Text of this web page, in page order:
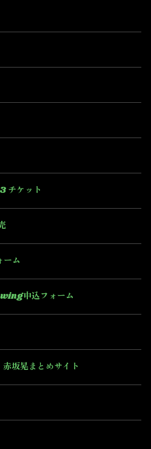
チケット
ム
申込フォーム
晃まとめサイト